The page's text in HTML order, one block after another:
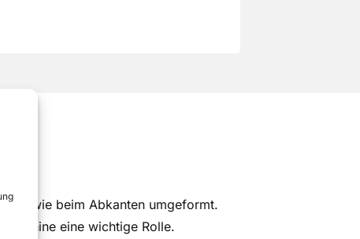
wie beim Abkanten umgeformt.
eine wichtige Rolle.